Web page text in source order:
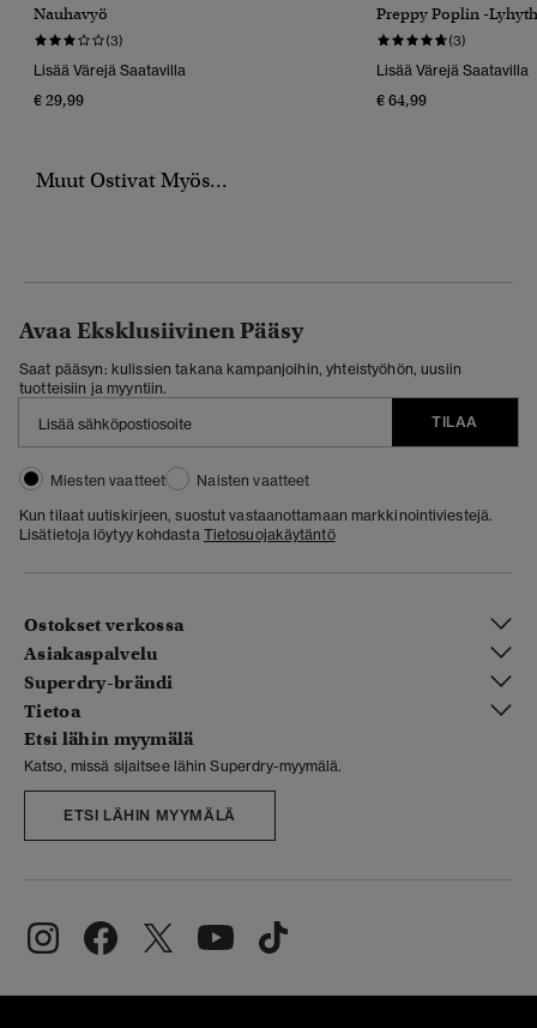
Nauhavyö
(3)
Lisää Värejä Saatavilla
€ 29,99
Preppy Poplin -
(3)
Lisää Värejä Saatavilla
€ 64,99
Muut Ostivat Myös...
Avaa Eksklusiivinen Pääsy
Saat pääsyn: kulissien takana kampanjoihin, yhteistyöhön, uusiin
tuotteisiin ja myyntiin.
TILAA
Miesten vaatteet
Naisten vaatteet
Kun tilaat uutiskirjeen, suostut vastaanottamaan markkinointiviestejä.
Lisätietoja löytyy kohdasta Tietosuojakäytäntö
Ostokset verkossa
Asiakaspalvelu
Superdry-brändi
Tietoa
Etsi lähin myymälä
Katso, missä sijaitsee lähin Superdry-myymälä.
ETSI LÄHIN MYYMÄLÄ